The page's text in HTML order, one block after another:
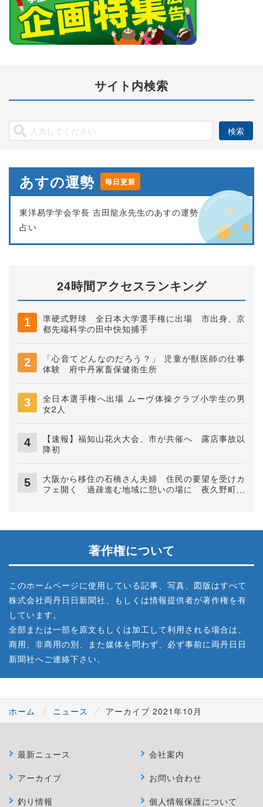
サイト内検索
あすの運勢 毎日更新
東洋易学学会学長 吉田龍永先生のあすの運勢
占い
24時間アクセスランキング
準硬式野球 全日本大学選手権に出場 市出身、京
都先端科学の田中快知捕手
「心音てどんなのだろう？」 児童が獣医師の仕事
体験 府中丹家畜保健衛生所
全日本選手権へ出場 ムーヴ体操クラブ小学生の男
女2人
【速報】福知山花火大会、市が共催へ 露店事故以
降初
大阪から移住の石橋さん夫婦 住民の要望を受けカ
フェ開く 過疎進む地域に憩いの場に 夜久野町稲
著作権について
このホームページに使用している記事、写真、図版はすべて
株式会社両丹日日新聞社、もしくは情報提供者が著作権を有
しています。
全部または一部を原文もしくは加工して利用される場合は、
商用、非商用の別、また媒体を問わず、必ず事前に両丹日日
新聞社へご連絡下さい。
ホーム ニュース アーカイブ 2021年10月
最新ニュース
アーカイブ
釣り情報
会社案内
お問い合わせ
個人情報保護について